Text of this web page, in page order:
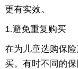
尚
体
更有实效。
1.避免重复购买
在为儿童选购保
买。有时不同的